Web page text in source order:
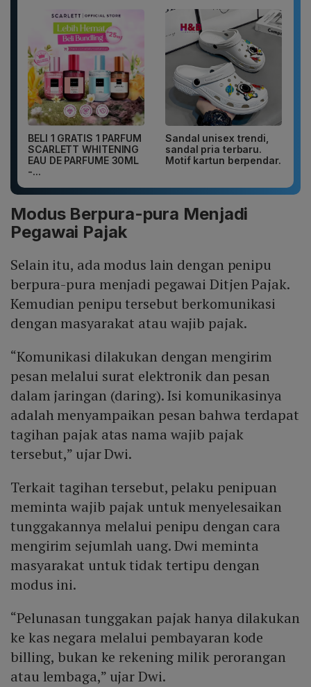
BELI 1 GRATIS 1 PARFUM
SCARLETT WHITENING
EAU DE PARFUME 30ML
-...
Sandal unisex trendi,
sandal pria terbaru.
Motif kartun berpendar.
Modus Berpura-pura Menjadi
Pegawai Pajak
Selain itu, ada modus lain dengan penipu
berpura-pura menjadi pegawai Ditjen Pajak.
Kemudian penipu tersebut berkomunikasi
dengan masyarakat atau wajib pajak.
“Komunikasi dilakukan dengan mengirim
pesan melalui surat elektronik dan pesan
dalam jaringan (daring). Isi komunikasinya
adalah menyampaikan pesan bahwa terdapat
tagihan pajak atas nama wajib pajak
tersebut,” ujar Dwi.
Terkait tagihan tersebut, pelaku penipuan
meminta wajib pajak untuk menyelesaikan
tunggakannya melalui penipu dengan cara
mengirim sejumlah uang. Dwi meminta
masyarakat untuk tidak tertipu dengan
modus ini.
“Pelunasan tunggakan pajak hanya dilakukan
ke kas negara melalui pembayaran kode
billing, bukan ke rekening milik perorangan
atau lembaga,” ujar Dwi.